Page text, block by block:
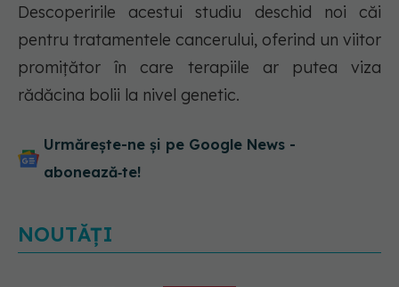
Descoperirile acestui studiu deschid noi căi
pentru tratamentele cancerului, oferind un viitor
promițător în care terapiile ar putea viza
rădăcina bolii la nivel genetic.
Urmărește-ne și pe Google News -
abonează‑te!
NOUTĂȚI